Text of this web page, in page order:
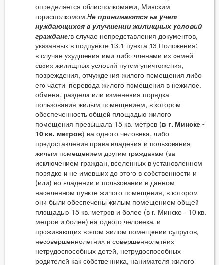
определяется облисполкомами, Минским
горисполкомом.Не принимаются на учет
нуждающихся в улучшении жилищных условий
граждане:в случае непредставления документов,
указанных в подпункте 13.1 пункта 13 Положения;
в случае ухудшения ими либо членами их семей
своих жилищных условий путем уничтожения,
повреждения, отчуждения жилого помещения либо
его части, перевода жилого помещения в нежилое,
обмена, раздела или изменения порядка
пользования жилым помещением, в котором
обеспеченность общей площадью жилого
помещения превышала 15 кв. метров (в г. Минске -
10 кв. метров) на одного человека, либо
предоставления права владения и пользования
жилым помещением другим гражданам (за
исключением граждан, вселенных в установленном
порядке и не имевших до этого в собственности и
(или) во владении и пользовании в данном
населенном пункте жилого помещения, в котором
они были обеспечены жилым помещением общей
площадью 15 кв. метров и более (в г. Минске - 10 кв.
метров и более) на одного человека, и
проживающих в этом жилом помещении супругов,
несовершеннолетних и совершеннолетних
нетрудоспособных детей, нетрудоспособных
родителей как собственника, нанимателя жилого